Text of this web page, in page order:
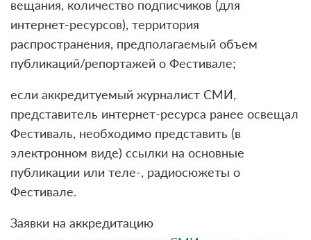
вещания, количество подписчиков (для
интернет-ресурсов), территория
распространения, предполагаемый объем
публикаций/репортажей о Фестивале;
если аккредитуемый журналист СМИ,
представитель интернет-ресурса ранее освещал
Фестиваль, необходимо представить (в
электронном виде) ссылки на основные
публикации или теле-, радиосюжеты о
Фестивале.
Заявки на аккредитацию